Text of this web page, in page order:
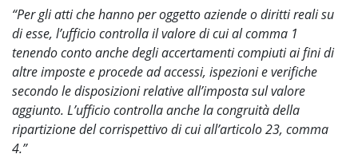
“Per gli atti che hanno per oggetto aziende o diritti reali su
di esse, l’ufficio controlla il valore di cui al comma 1
tenendo conto anche degli accertamenti compiuti ai fini di
altre imposte e procede ad accessi, ispezioni e verifiche
secondo le disposizioni relative all’imposta sul valore
aggiunto. L’ufficio controlla anche la congruità della
ripartizione del corrispettivo di cui all’articolo 23, comma
4.”